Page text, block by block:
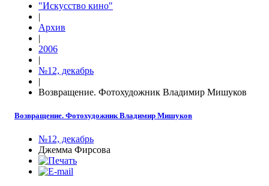
"Искусство кино"
|
Архив
|
2006
|
№12, декабрь
|
Возвращение. Фотохудожник Владимир Мишуков
Возвращение. Фотохудожник Владимир Мишуков
№12, декабрь
Джемма Фирсова